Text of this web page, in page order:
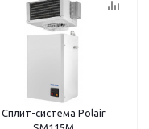
Сплит-система Polair